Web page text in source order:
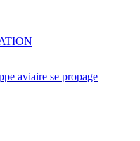
aviaire se propage